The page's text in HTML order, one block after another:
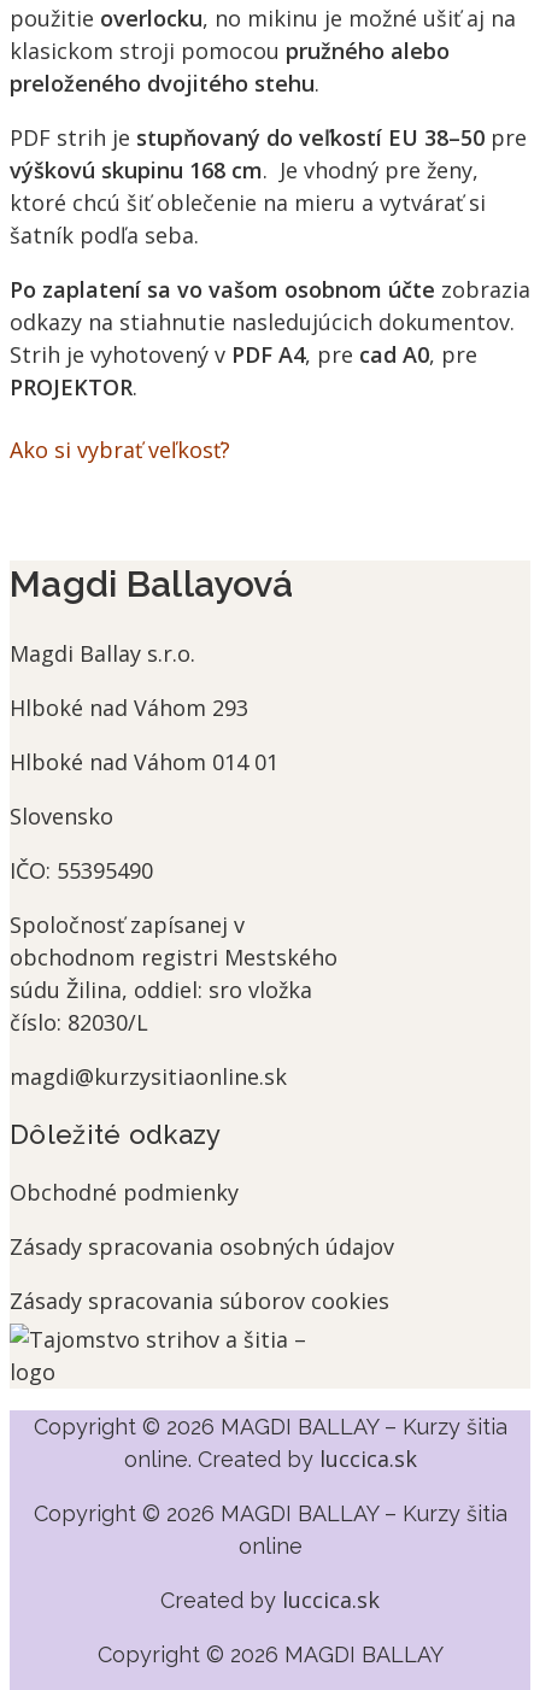
použitie overlocku, no mikinu je možné ušiť aj na
klasickom stroji pomocou pružného alebo
preloženého dvojitého stehu.
PDF strih je stupňovaný do veľkostí EU 38–50 pre
výškovú skupinu 168 cm. Je vhodný pre ženy,
ktoré chcú šiť oblečenie na mieru a vytvárať si
šatník podľa seba.
Po zaplatení sa vo vašom osobnom účte zobrazia
odkazy na stiahnutie nasledujúcich dokumentov.
Strih je vyhotovený v PDF A4, pre cad A0, pre
PROJEKTOR.
Ako si vybrať veľkosť?
Magdi Ballayová
Magdi Ballay s.r.o.
Hlboké nad Váhom 293
Hlboké nad Váhom 014 01
Slovensko
IČO: 55395490
Spoločnosťzapísanej v
obchodnom registri Mestského
súdu Žilina, oddiel: sro vložka
číslo: 82030/L
magdi@kurzysitiaonline.sk
Dôležité odkazy
Obchodné podmienky
Zásady spracovania osobných údajov
Zásady spracovania súborov cookies
Copyright © 2026 MAGDI BALLAY – Kurzy šitia
online. Created by luccica.sk
Copyright © 2026 MAGDI BALLAY – Kurzy šitia
online
Created by luccica.sk
Copyright © 2026 MAGDI BALLAY